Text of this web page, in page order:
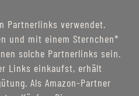
Partnerlinks verwendet.
und mit einem Sternchen*
solche Partnerlinks sein.
Links einkaufst, erhält
Als Amazon-Partner